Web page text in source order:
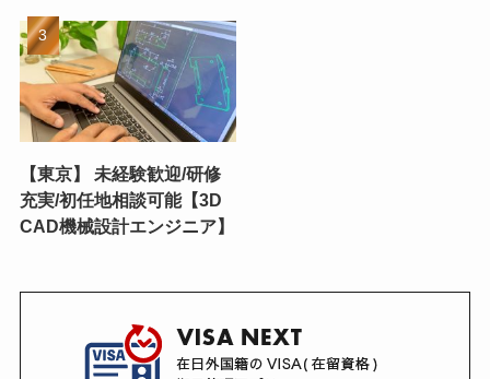
【東京】 未経験歓迎/研修
充実/初任地相談可能【3D
CAD機械設計エンジニア】